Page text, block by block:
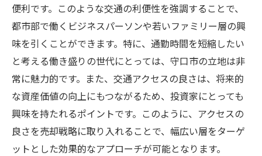
大阪府守口市で戸建て売却を成功に導くステッ
プ
売却までのステップを理解する
戸建て売却の準備段階で注意すべき点
物件の魅力を最大化するリノベーションの
ヒント
売却プロセスをスムーズにするための連携
方法
便利です。このような交通の利便性を強調することで、
都市部で働くビジネスパーソンや若いファミリー層の興
味を引くことができます。特に、通勤時間を短縮したい
と考える働き盛りの世代にとっては、守口市の立地は非
常に魅力的です。また、交通アクセスの良さは、将来的
な資産価値の向上にもつながるため、投資家にとっても
興味を持たれるポイントです。このように、アクセスの
良さを売却戦略に取り入れることで、幅広い層をターゲ
ットとした効果的なアプローチが可能となります。